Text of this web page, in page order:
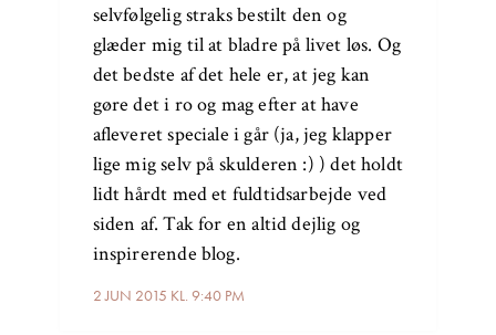
2 JUN 2015 KL. 9:40 PM
selvfølgelig straks bestilt den og
glæder mig til at bladre på livet løs. Og
det bedste af det hele er, at jeg kan
gøre det i ro og mag efter at have
afleveret speciale i går (ja, jeg klapper
lige mig selv på skulderen :) ) det holdt
lidt hårdt med et fuldtidsarbejde ved
siden af. Tak for en altid dejlig og
inspirerende blog.